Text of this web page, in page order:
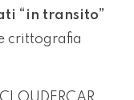
“in transito”
crittografia